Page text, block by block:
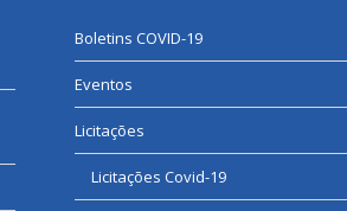
Boletins COVID-19
Eventos
Licitações
Licitações Covid-19